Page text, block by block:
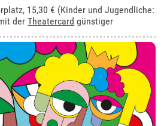
15,30 € (Kinder und Jugendliche:
derTheatercard günstiger